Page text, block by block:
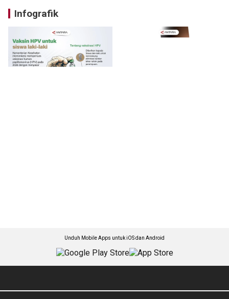
Infografik
Unduh Mobile Apps untuk iOS dan Android